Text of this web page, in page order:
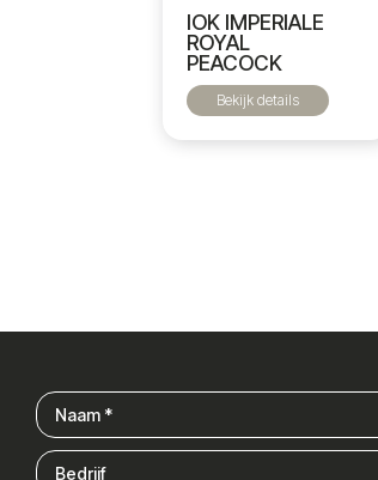
IOK IMPERIALE
ROYAL
PEACOCK
Bekijk details